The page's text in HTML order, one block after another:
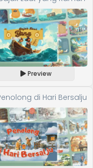
Preview
di Hari Bersalju